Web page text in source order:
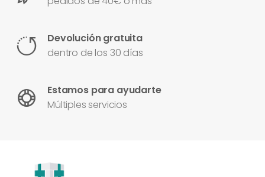
Devolución gratuita
dentro de los 30 días
Estamos para ayudarte
Múltiples servicios